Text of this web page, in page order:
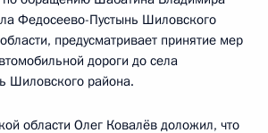
Федосеево-Пустынь Шиловского
предусматривает принятие мер
дороги до села
Шиловского района.
области Олег Ковалёв доложил, что